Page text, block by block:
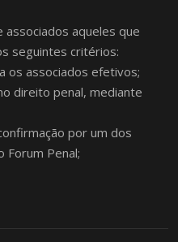
associados aqueles que
seguintes critérios:
os associados efetivos;
direito penal, mediante
por um dos
Forum Penal;